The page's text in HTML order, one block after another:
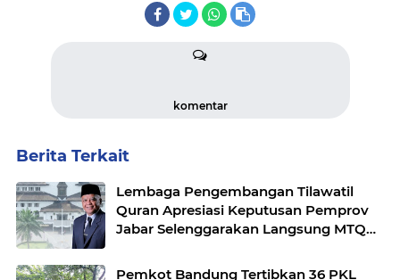
komentar
Berita Terkait
Lembaga Pengembangan Tilawatil
Quran Apresiasi Keputusan Pemprov
Jabar Selenggarakan Langsung MTQ
Pemkot Bandung Tertibkan 36 PKL